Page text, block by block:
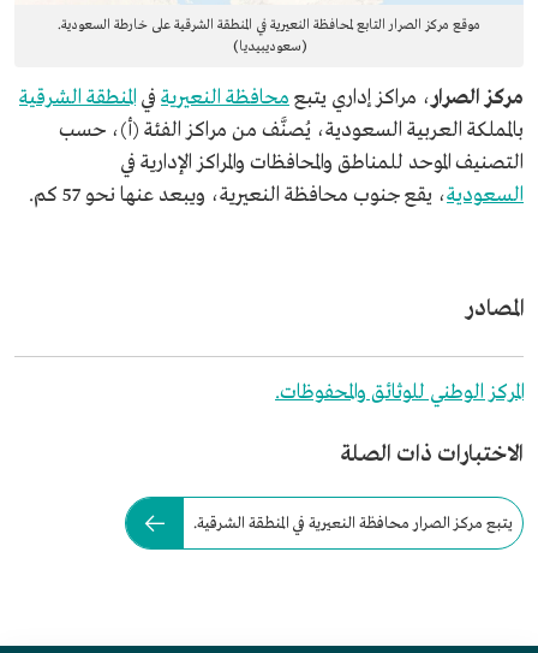
موقع مركز الصرار التابع لمحافظة النعيرية في المنطقة الشرقية على خارطة السعودية.
(سعوديبيديا)
مركز الصرار، مراكز إداري يتبع محافظة النعيرية في المنطقة الشرقية
بالمملكة العربية السعودية، يُصنَّف من مراكز الفئة (أ)، حسب
التصنيف الموحد للمناطق والمحافظات والمراكز الإدارية في
السعودية، يقع جنوب محافظة النعيرية، ويبعد عنها نحو 57 كم.
المصادر
المركز الوطني للوثائق والمحفوظات.
الاختبارات ذات الصلة
يتبع مركز الصرار محافظة النعيرية في المنطقة الشرقية.